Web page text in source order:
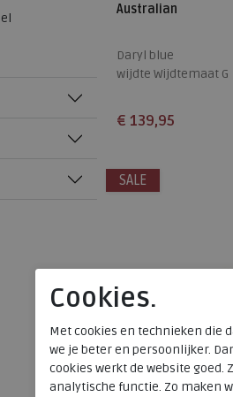
Australian
Daryl blue
wijdte Wijdtemaat G
€ 139,95
40
SALE
Cookies.
Met cookies en technieken die
we je beter en persoonlijker.
cookies werkt de website goed.
analytische functie. Zo maken